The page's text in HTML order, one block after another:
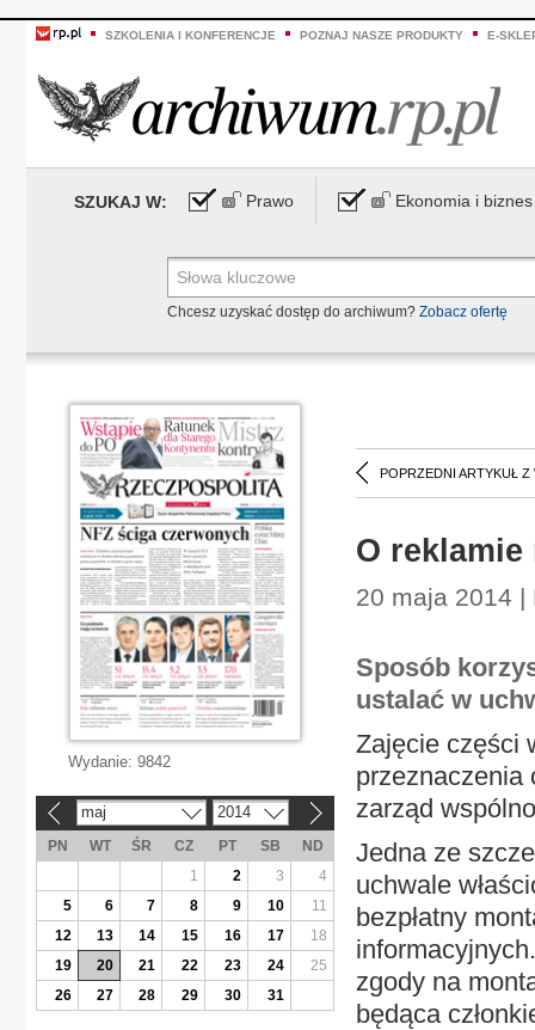
SZKOLENIA I KONFERENCJE POZNAJ NASZE PRODUKTY E-
SZUKAJ W: Prawo Ekonomia i biznes
Chcesz uzyskać dostęp do archiwum? Zobacz ofertę
POPRZEDNI ARTYKUŁ Z
O reklamie
20 maja 2014 |
Sposób
ustalać w
Zajęcie części
przeznaczenia
zarząd
Jedna ze
uchwale
bezpłatny
zgody na
będąca
Wydanie: 9842
maj 2014
PN WT ŚR CZ PT SB
ND
1
2 3
4
5
6 7 8 9 10
11
12
13 14 15 16 17
18
19
20 21 22 23 24
25
26
27 28 29 30 31